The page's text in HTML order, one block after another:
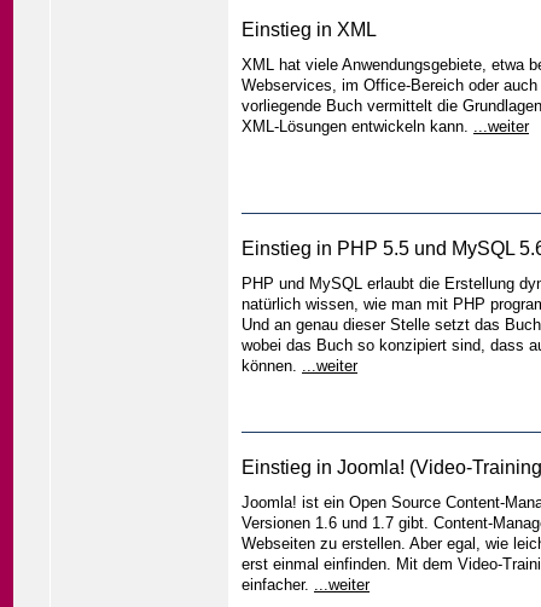
Einstieg in XML
XML hat viele Anwendungsgebiete, etwa
Webservices, im Office-Bereich oder
vorliegende Buch vermittelt die
XML-Lösungen entwickeln kann. ...weiter
Einstieg in PHP 5.5 und MySQL
PHP und MySQL erlaubt die Erstellung
natürlich wissen, wie man mit PHP
Und an genau dieser Stelle setzt das
wobei das Buch so konzipiert sind, dass
können. ...weiter
Einstieg in Joomla! (Video-
Joomla! ist ein Open Source Content-
Versionen 1.6 und 1.7 gibt. Content-
Webseiten zu erstellen. Aber egal, wie
erst einmal einfinden. Mit dem Video-
einfacher. ...weiter